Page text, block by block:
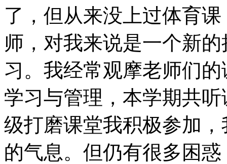
了，但从来没上过体育
师，对我来说是一个新
习。我经常观摩老师们
学习与管理，本学期共
级打磨课堂我积极参加
的气息。但仍有很多困